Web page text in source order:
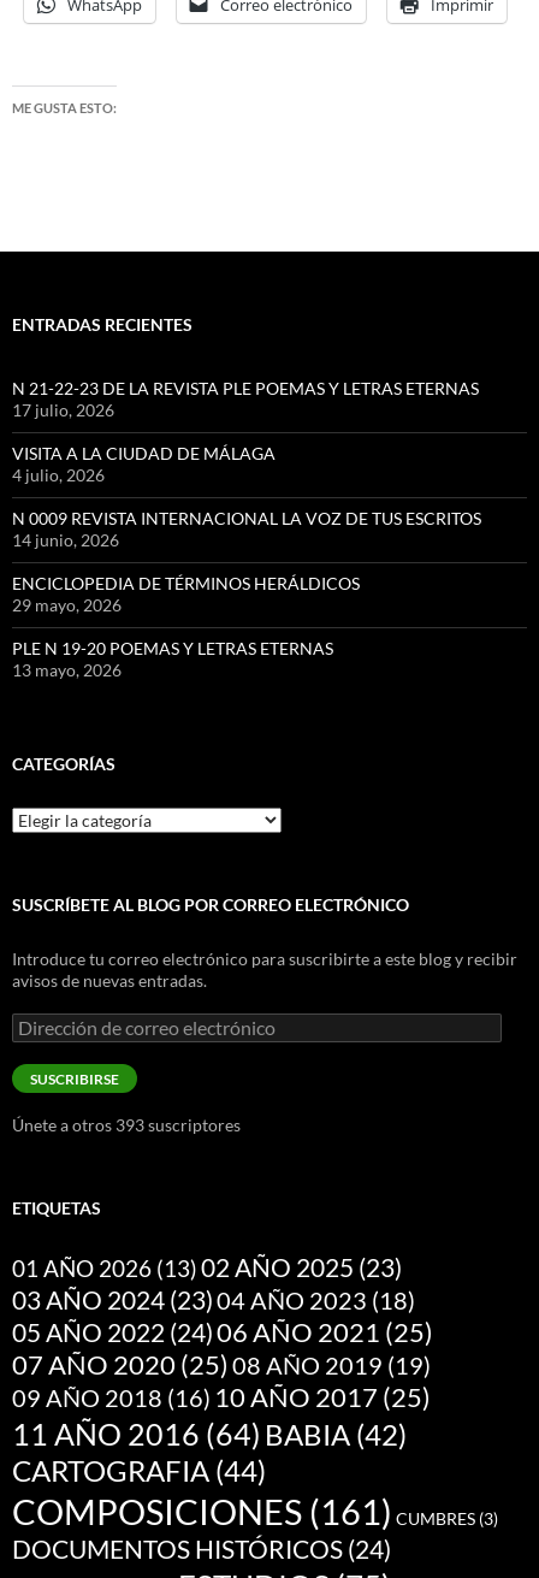
WhatsApp Correo electrónico Imprimir
ME GUSTA ESTO:
ENTRADAS RECIENTES
N 21-22-23 DE LA REVISTA PLE POEMAS Y LETRAS ETERNAS
17 julio, 2026
VISITA A LA CIUDAD DE MÁLAGA
4 julio, 2026
N 0009 REVISTA INTERNACIONAL LA VOZ DE TUS ESCRITOS
14 junio, 2026
ENCICLOPEDIA DE TÉRMINOS HERÁLDICOS
29 mayo, 2026
PLE N 19-20 POEMAS Y LETRAS ETERNAS
13 mayo, 2026
CATEGORÍAS
Categorías
SUSCRÍBETE AL BLOG POR CORREO ELECTRÓNICO
Introduce tu correo electrónico para suscribirte a este blog y recibir
avisos de nuevas entradas.
Dirección
de
correo
electrónico
SUSCRIBIRSE
Únete a otros 393 suscriptores
ETIQUETAS
01 AÑO 2026 (13)02 AÑO 2025 (23)
03 AÑO 2024(23)04 AÑO 2023 (18)
05 AÑO 2022 (24)06 AÑO 2021 (25)
07 AÑO 2020 (25) 08 AÑO 2019 (19)
09 AÑO 2018 (16) 10 AÑO 2017 (25)
11 AÑO 2016 (64) BABIA (42)
CARTOGRAFIA (44)
COMPOSICIONES (161) CUMBRES (3)
DOCUMENTOS HISTÓRICOS(24)